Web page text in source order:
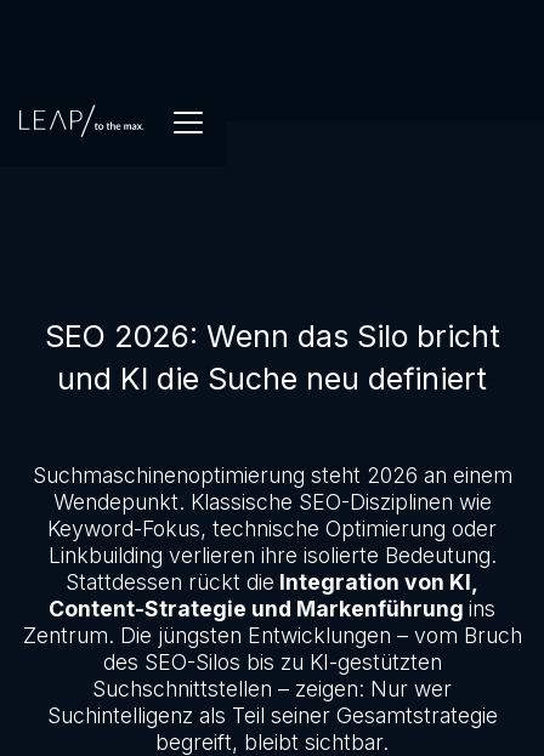
SEO 2026: Wenn das Silo bricht
und KI die Suche neu definiert
Suchmaschinenoptimierung steht 2026 an einem
Wendepunkt. Klassische SEO-Disziplinen wie
Keyword-Fokus, technische Optimierung oder
Linkbuilding verlieren ihre isolierte Bedeutung.
Stattdessen rückt die Integration von KI,
Content-Strategie und Markenführung ins
Zentrum. Die jüngsten Entwicklungen – vom Bruch
des SEO-Silos bis zu KI-gestützten
Suchschnittstellen – zeigen: Nur wer
Suchintelligenz als Teil seiner Gesamtstrategie
begreift, bleibt sichtbar.